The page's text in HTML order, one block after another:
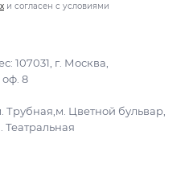
и согласен с условиями
107031, г. Москва,
оф. 8
Цветной бульвар,
Театральная